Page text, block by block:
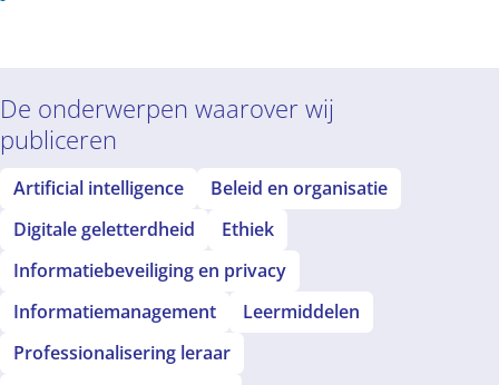
De onderwerpen waarover wij
publiceren
Artificial intelligence
Beleid en organisatie
Digitale geletterdheid
Ethiek
Informatiebeveiliging en privacy
Informatiemanagement
Leermiddelen
Professionalisering leraar